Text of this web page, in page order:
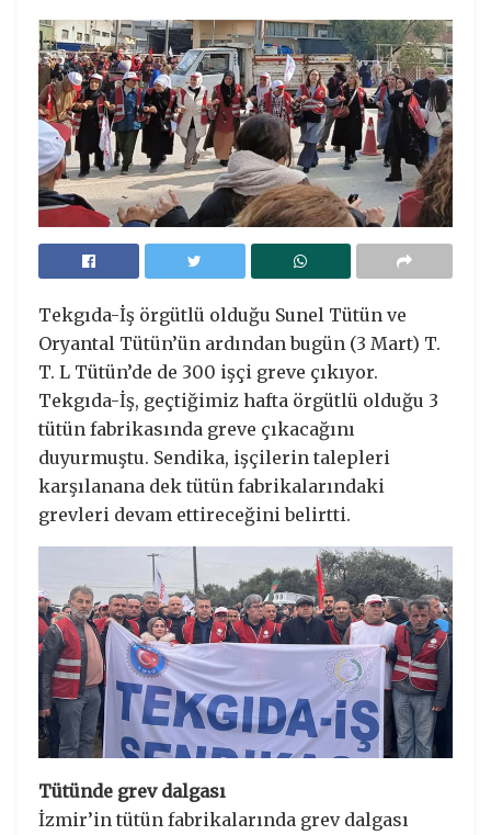
Tekgıda-İş örgütlü olduğu Sunel Tütün ve
Oryantal Tütün’ün ardından bugün (3 Mart) T.
T. L Tütün’de de 300 işçi greve çıkıyor.
Tekgıda-İş, geçtiğimiz hafta örgütlü olduğu 3
tütün fabrikasında greve çıkacağını
duyurmuştu. Sendika, işçilerin talepleri
karşılanana dek tütün fabrikalarındaki
grevleri devam ettireceğini belirtti.
Tütünde grev dalgası
İzmir’in tütün fabrikalarında grev dalgası